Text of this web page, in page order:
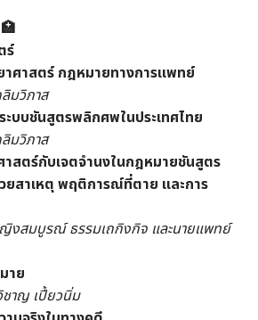
ร์
าศาสตร์ กฎหมายทางการแพทย์
มวิภาส
บบชันสูตรพลิกศพในประเทศไทย
มวิภาส
าสตร์กับเจตจำนงในกฎหมายชันสูตร
สาเหตุ พฤติการณ์ที่ตาย และการ
งสมบูรณ์ ธรรมเถกิงกิจ และนายแพทย์
าย
าญ เปี้ยวนิ่ม